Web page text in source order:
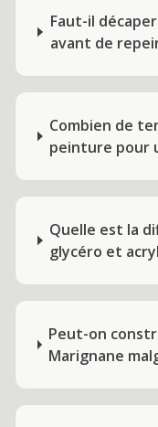
Faut-il
avant de
Combien de
peinture pour
Quelle est la
glycéro et
Peut-on
Marignane